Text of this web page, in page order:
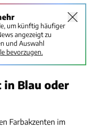
um künftig häufiger
angezeigt zu
und Auswahl
bevorzugen.
in Blau oder
Farbakzenten im